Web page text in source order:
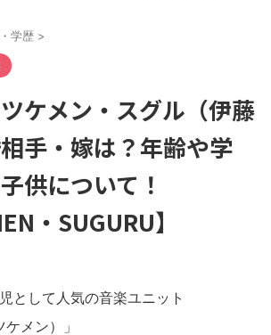
学歴 >
ツケメン・スグル（伊藤
手・嫁は？年齢や学
供について！
・SUGURU】
として人気の音楽ユニット
ケメン）」